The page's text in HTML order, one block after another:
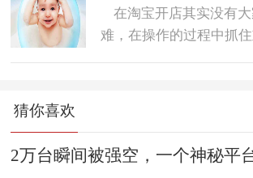
在淘宝开店其实没有大
难，在操作的过程中抓
猜你喜欢
2万台瞬间被强空，一个神秘平